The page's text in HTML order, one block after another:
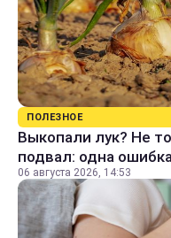
ПОЛЕЗНОЕ
Выкопали лук? Не
подвал: одна
06 августа 2026, 14:53